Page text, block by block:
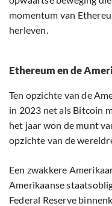
momentum van
herleven.
Ethereum en de
Ten opzichte van de
in 2023 net als Bitcoin
het jaar won de munt
opzichte van de
Een zwakkere
Amerikaanse
Federal Reserve